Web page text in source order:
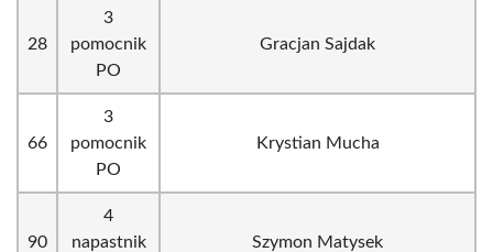
28
3
pomocnik
PO
Gracjan Sajdak
66
3
pomocnik
PO
Krystian Mucha
90
4
napastnik
Szymon Matysek